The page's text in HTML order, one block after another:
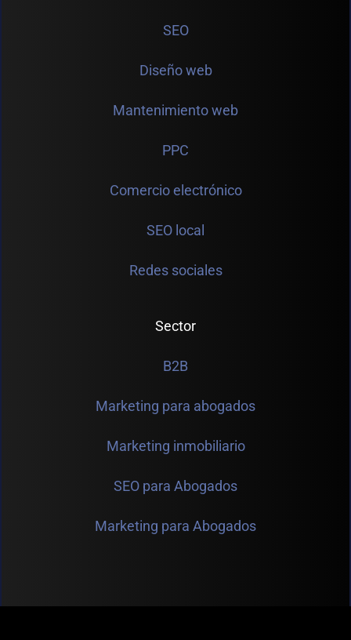
SEO
Diseño web
Mantenimiento web
PPC
Comercio electrónico
SEO local
Redes sociales
Sector
B2B
Marketing para abogados
Marketing inmobiliario
SEO para Abogados
Marketing para Abogados